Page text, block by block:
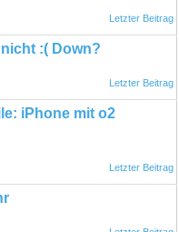
:( Down?
iPhone mit o2